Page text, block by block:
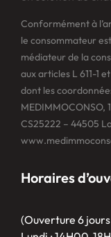
Conformément à
le consommateur
médiateur de la
aux articles L 611-1
dont les
MEDIMMOCONSO,
CS25222 – 44505
Horaires
(Ouverture 6 jours